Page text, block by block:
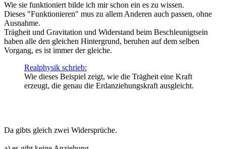
Wie sie funktioniert bilde ich mir schon ein es zu wissen.
Dieses "Funktionieren" mus zu allem Anderen auch passen, ohne
Ausnahme.
Trägheit und Gravitation und Widerstand beim Beschleunigtsein
haben alle den gleichen Hintergrund, beruhen auf dem selben
Vorgang, es ist immer der gleiche.
Realphysik schrieb:
Wie dieses Beispiel zeigt, wie die Trägheit eine Kraft
erzeugt, die genau die Erdanziehungskraft ausgleicht.
Da gibts gleich zwei Widersprüche.